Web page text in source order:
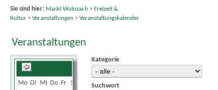
Sie sind hier: Markt Wolnzach > Freizeit &
Kultur> Veranstaltungen > Veranstaltungskalender
Veranstaltungen
Mo Di Mi Do Fr Sa
Kategorie
Suchwort